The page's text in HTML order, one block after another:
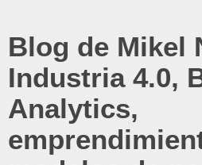
Blog de Mikel
Industria 4.0,
Analytics,